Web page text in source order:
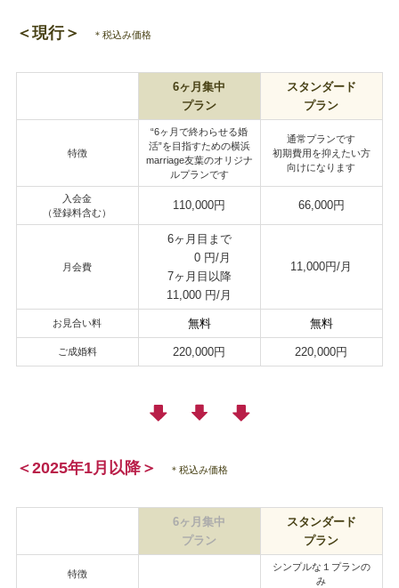
＜現行＞ ＊税込み価格
6ヶ月集中
プラン
スタンダード
プラン
特徴
“6ヶ月で終わらせる婚
活”を目指すための横浜
marriage友葉のオリジナ
ルプランです
通常プランです
初期費用を抑えたい方
向けになります
入会金
（登録料含む）
110,000円 66,000円
月会費
6ヶ月目まで
0 円/月
7ヶ月目以降
11,000 円/月
11,000円/月
お見合い料 無料 無料
ご成婚料 220,000円 220,000円
＜2025年1月以降＞ ＊税込み価格
6ヶ月集中
プラン
スタンダード
プラン
特徴
シンプルな１プランの
み